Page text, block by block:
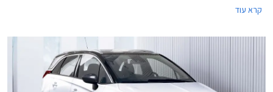
ראשון לציון, ירושלים, חיפה, ונצרת
קרא עוד